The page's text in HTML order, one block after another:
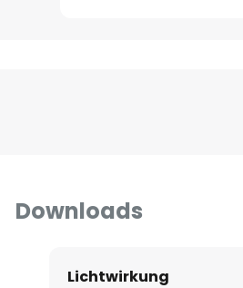
Downloads
Lichtwirkung